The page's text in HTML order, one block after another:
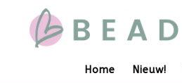
Home Nieuw!